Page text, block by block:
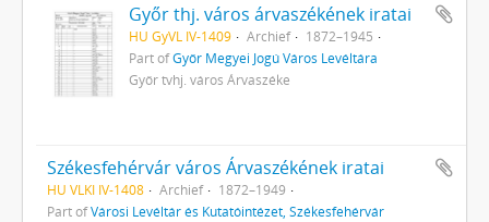
Győr thj. város árvaszékének iratai
HU GyVL IV-1409 Archief
1872–1945
Part ofGyőr Megyei Jogú Város Levéltára
Győr tvhj. város Árvaszéke
Székesfehérvár város Árvaszékének iratai
HU VLKI IV-1408 Archief
1872–1949
Part ofVárosi Levéltár és Kutatóintézet, Székesfehérvár